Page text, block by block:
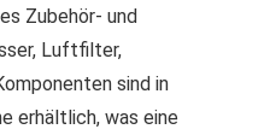
Zubehör- und
Luftfilter,
sind in
erhältlich, was eine